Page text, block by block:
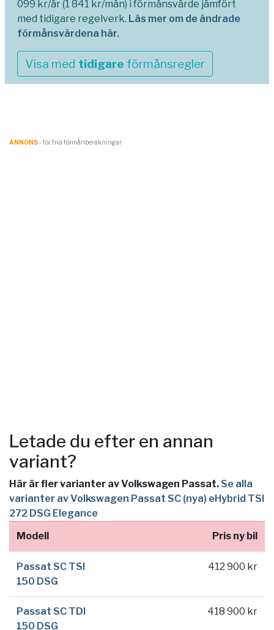
099 kr/år (1 841 kr/mån) i förmånsvärde jämfört
med tidigare regelverk. Läs mer om de ändrade
förmånsvärdena här.
Visa med tidigare förmånsregler
ANNONS- för fria förmånberäkningar
Letade du efter en annan
variant?
Här är fler varianter av Volkswagen Passat. Se alla
varianter av Volkswagen Passat SC (nya) eHybrid TSI
272 DSG Elegance
Modell
Pris ny bil
Passat SC TSI
150 DSG
412 900 kr
Passat SC TDI
150 DSG
418 900 kr